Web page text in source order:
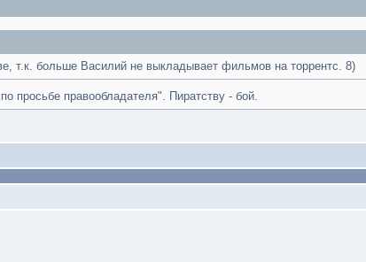
т.к. больше Василий не выкладывает фильмов на торрентс. 8)
просьбе правообладателя". Пиратству - бой.